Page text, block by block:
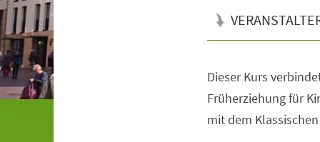
Dieser Kurs
Früherziehung für
mit dem